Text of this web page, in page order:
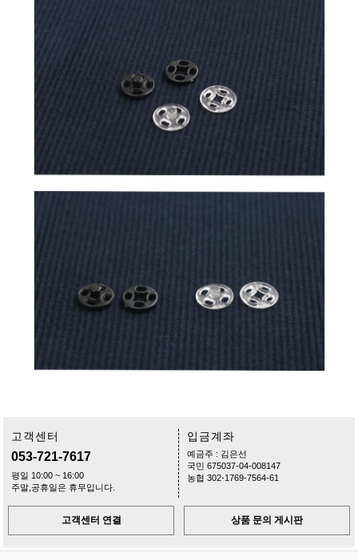
고객센터
053-721-7617
평일 10:00 ~ 16:00
주말,공휴일은 휴무입니다.
입금계좌
예금주 : 김은선
국민 675037-04-008147
농협 302-1769-7564-61
고객센터 연결 상품 문의 게시판